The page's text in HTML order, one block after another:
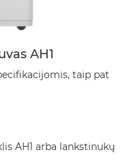
AH1
taip pat
AH1 arba lankstinukų